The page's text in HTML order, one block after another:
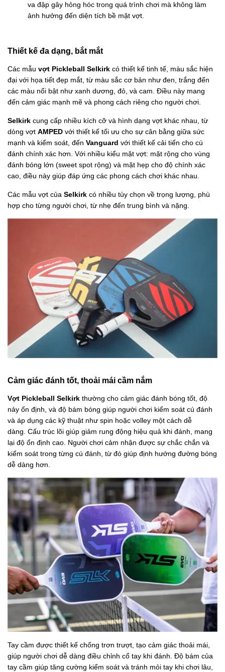
va đập gây hỏng hóc trong quá trình chơi mà không làm
ảnh hưởng đến diện tích bề mặt vợt.
Thiết kế đa dạng, bắt mắt
Các mẫu vợt Pickleball Selkirk có thiết kế tinh tế, màu sắc hiện
đại với họa tiết đẹp mắt, từ màu sắc cơ bản như đen, trắng đến
các màu nổi bật như xanh dương, đỏ, và cam. Điều này mang
đến cảm giác mạnh mẽ và phong cách riêng cho người chơi.
Selkirk cung cấp nhiều kích cỡ và hình dạng vợt khác nhau, từ
dòng vợt AMPED với thiết kế tối ưu cho sự cân bằng giữa sức
mạnh và kiểm soát, đến Vanguard với thiết kế cải tiến cho cú
đánh chính xác hơn. Với nhiều kiểu mặt vợt: mặt rộng cho vùng
đánh bóng lớn (sweet spot rộng) và mặt hẹp cho độ chính xác
cao, điều này giúp đáp ứng các phong cách chơi khác nhau.
Các mẫu vợt của Selkirk có nhiều tùy chọn về trọng lượng, phù
hợp cho từng người chơi, từ nhẹ đến trung bình và nặng.
Cảm giác đánh tốt, thoải mái cầm nắm
Vợt Pickleball Selkirk thường cho cảm giác đánh bóng tốt, độ
nảy ổn định, và độ bám bóng giúp người chơi kiểm soát cú đánh
và áp dụng các kỹ thuật như spin hoặc volley một cách dễ
dàng. Cấu trúc lõi giúp giảm rung động hiệu quả khi đánh, mang
lại độ ổn định cao. Người chơi cảm nhận được sự chắc chắn và
kiểm soát trong từng cú đánh, từ đó giúp định hướng đường bóng
dễ dàng hơn.
Tay cầm được thiết kế chống trơn trượt, tạo cảm giác thoải mái,
giúp người chơi dễ dàng điều chỉnh cổ tay khi đánh. Độ bám của
tay cầm giúp tăng cường kiểm soát và tránh mỏi tay khi chơi lâu,